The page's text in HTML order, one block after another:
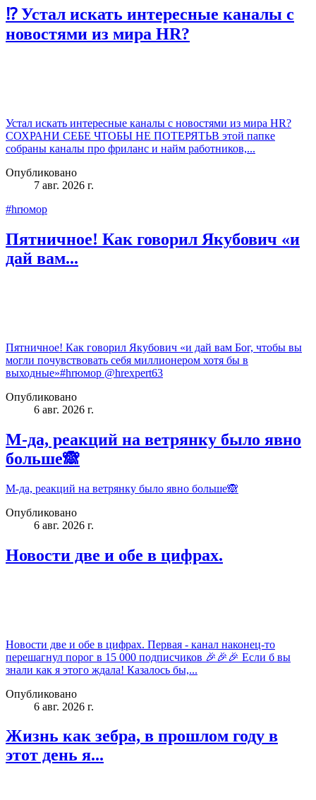
⁉️ Устал искать интересные каналы с
новостями из мира HR?
Устал искать интересные каналы с новостями из мира HR?
СОХРАНИ СЕБЕ ЧТОБЫ НЕ ПОТЕРЯТЬВ этой папке
собраны каналы про фриланс и найм работников,...
Опубликовано
7 авг. 2026 г.
#hrюмор
Пятничное! Как говорил Якубович «и
дай вам...
Пятничное! Как говорил Якубович «и дай вам Бог, чтобы вы
могли почувствовать себя миллионером хотя бы в
выходные»#hrюмор @hrexpert63
Опубликовано
6 авг. 2026 г.
М-да, реакций на ветрянку было явно
больше🙈
М-да, реакций на ветрянку было явно больше🙈
Опубликовано
6 авг. 2026 г.
Новости две и обе в цифрах.
Новости две и обе в цифрах. Первая - канал наконец-то
перешагнул порог в 15 000 подписчиков 🎉🎉🎉 Если б вы
знали как я этого ждала! Казалось бы,...
Опубликовано
6 авг. 2026 г.
Жизнь как зебра, в прошлом году в
этот день я...